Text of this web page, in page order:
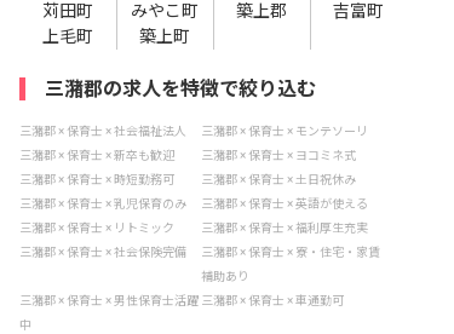
苅田町
みやこ町 築上郡
吉富町
上毛町
築上町
三潴郡の求人を特徴で絞り込む
三潴郡 × 保育士 × 社会福祉法人
三潴郡 × 保育士 × モンテソーリ
三潴郡 × 保育士 × 新卒も歓迎
三潴郡 × 保育士 × ヨコミネ式
三潴郡 × 保育士 × 時短勤務可
三潴郡 × 保育士 × 土日祝休み
三潴郡 × 保育士 × 乳児保育のみ
三潴郡 × 保育士 × 英語が使える
三潴郡 × 保育士 × リトミック
三潴郡 × 保育士 × 福利厚生充実
三潴郡 × 保育士 × 社会保険完備
三潴郡 × 保育士 × 寮・住宅・家賃
補助あり
三潴郡 × 保育士 × 男性保育士活躍
中
三潴郡 × 保育士 × 車通勤可